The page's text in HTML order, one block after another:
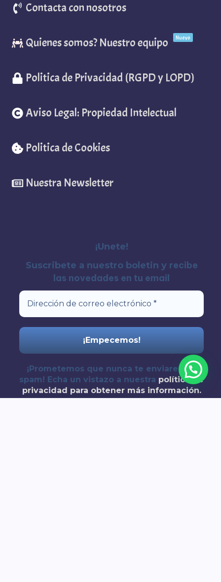
Contacta con nosotros
Quienes somos? Nuestro equipo Nuevo
Politica de Privacidad (RGPD y LOPD)
Aviso Legal: Propiedad Intelectual
Politica de Cookies
Nuestra Newsletter
¡Unete!
Suscribete a nuestro boletin y recibe
las novedades en tu email
¡Prometemos que nunca te enviaremos
spam! Echa un vistazo a nuestra política de
privacidad para obtener más información.